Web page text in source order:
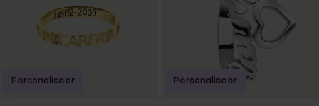
Personaliseer Personaliseer